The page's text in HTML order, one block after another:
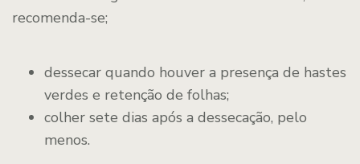
recomenda-se;
dessecar quando houver a presença de hastes
verdes e retenção de folhas;
colher sete dias após a dessecação, pelo
menos.